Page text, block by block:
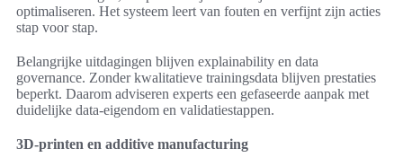
optimaliseren. Het systeem leert van fouten en verfijnt zijn acties
stap voor stap.
Belangrijke uitdagingen blijven explainability en data
governance. Zonder kwalitatieve trainingsdata blijven prestaties
beperkt. Daarom adviseren experts een gefaseerde aanpak met
duidelijke data-eigendom en validatiestappen.
3D-printen en additive manufacturing